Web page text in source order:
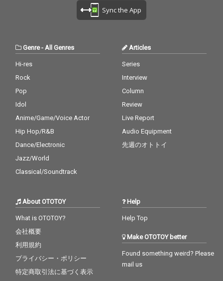
Sync the App
Genre- All Genres
Hi-res
Rock
Pop
Idol
Anime/Game/Voice Actor
Hip Hop/R&B
Dance/Electronic
Jazz/World
Classical/Soundtrack
Articles
Series
Interview
Column
Review
Live Report
Audio Equipment
先週のオトトイ
About OTOTOY
What is OTOTOY?
会社概要
利用規約
プライバシー・ポリシー
特定商取引法に基づく表示
Help
Help Top
Make OTOTOY better
Found something weird? Please
mail us